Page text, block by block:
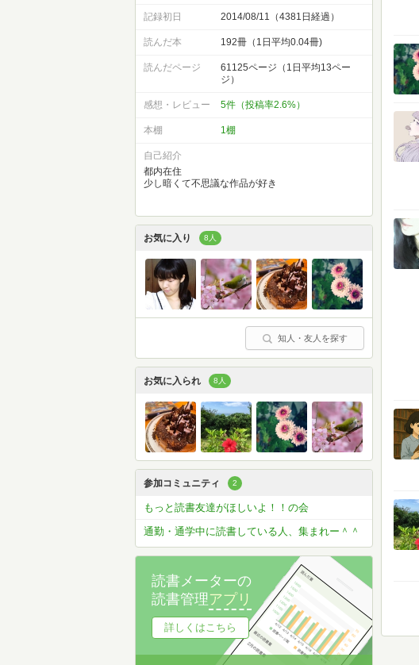
記録初日 2014/08/11（4381日経過）
読んだ本 192冊（1日平均0.04冊)
読んだページ
61125ページ（1日平均13ペー
ジ）
感想・レビュー 5件（投稿率2.6%）
本棚 1棚
自己紹介
都内在住
少し暗くて不思議な作品が好き
お気に入り 8人
知人・友人を探す
お気に入られ 8人
参加コミュニティ 2
もっと読書友達がほしいよ！！の会
通勤・通学中に読書している人、集まれー＾＾
読書メーターの
読書管理アプリ
詳しくはこちら